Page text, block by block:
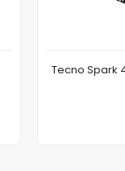
Tecno Spark